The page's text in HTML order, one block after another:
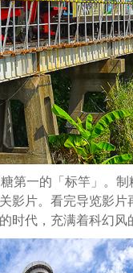
第一的「标竿」。
影片。看完导览影
代，充满着科幻风